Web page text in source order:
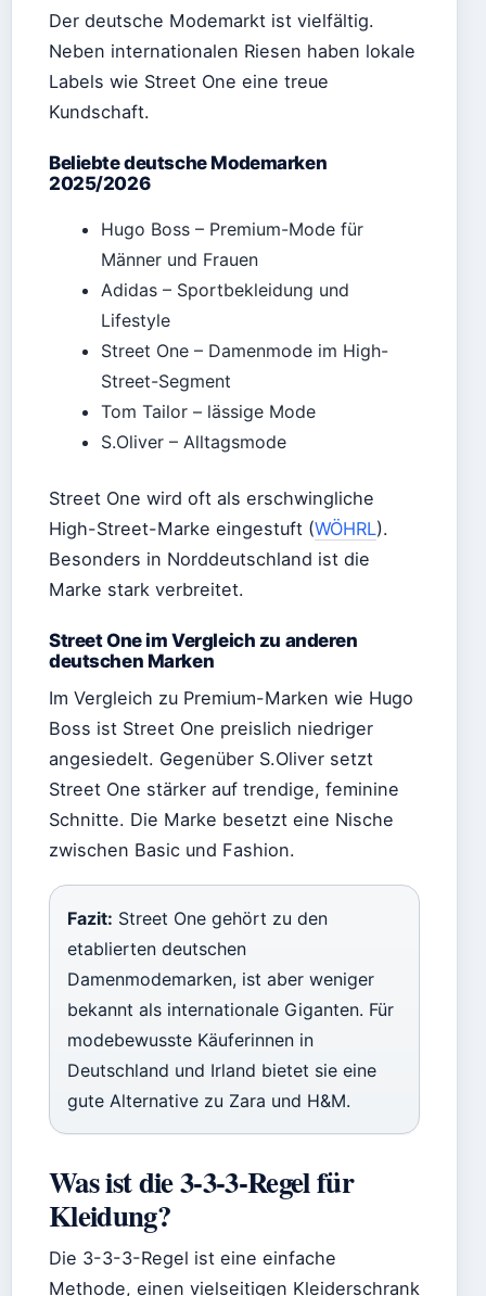
Der deutsche Modemarkt ist vielfältig.
Neben internationalen Riesen haben lokale
Labels wie Street One eine treue
Kundschaft.
Beliebte deutsche Modemarken
2025/2026
Hugo Boss – Premium-Mode für
Männer und Frauen
Adidas – Sportbekleidung und
Lifestyle
Street One – Damenmode im High-
Street-Segment
Tom Tailor – lässige Mode
S.Oliver – Alltagsmode
Street One wird oft als erschwingliche
High-Street-Marke eingestuft (WÖHRL).
Besonders in Norddeutschland ist die
Marke stark verbreitet.
Street One im Vergleich zu anderen
deutschen Marken
Im Vergleich zu Premium-Marken wie Hugo
Boss ist Street One preislich niedriger
angesiedelt. Gegenüber S.Oliver setzt
Street One stärker auf trendige, feminine
Schnitte. Die Marke besetzt eine Nische
zwischen Basic und Fashion.
Fazit: Street One gehört zu den
etablierten deutschen
Damenmodemarken, ist aber weniger
bekannt als internationale Giganten. Für
modebewusste Käuferinnen in
Deutschland und Irland bietet sie eine
gute Alternative zu Zara und H&M.
Was ist die 3-3-3-Regel für
Kleidung?
Die 3-3-3-Regel ist eine einfache
Methode, einen vielseitigen Kleiderschrank